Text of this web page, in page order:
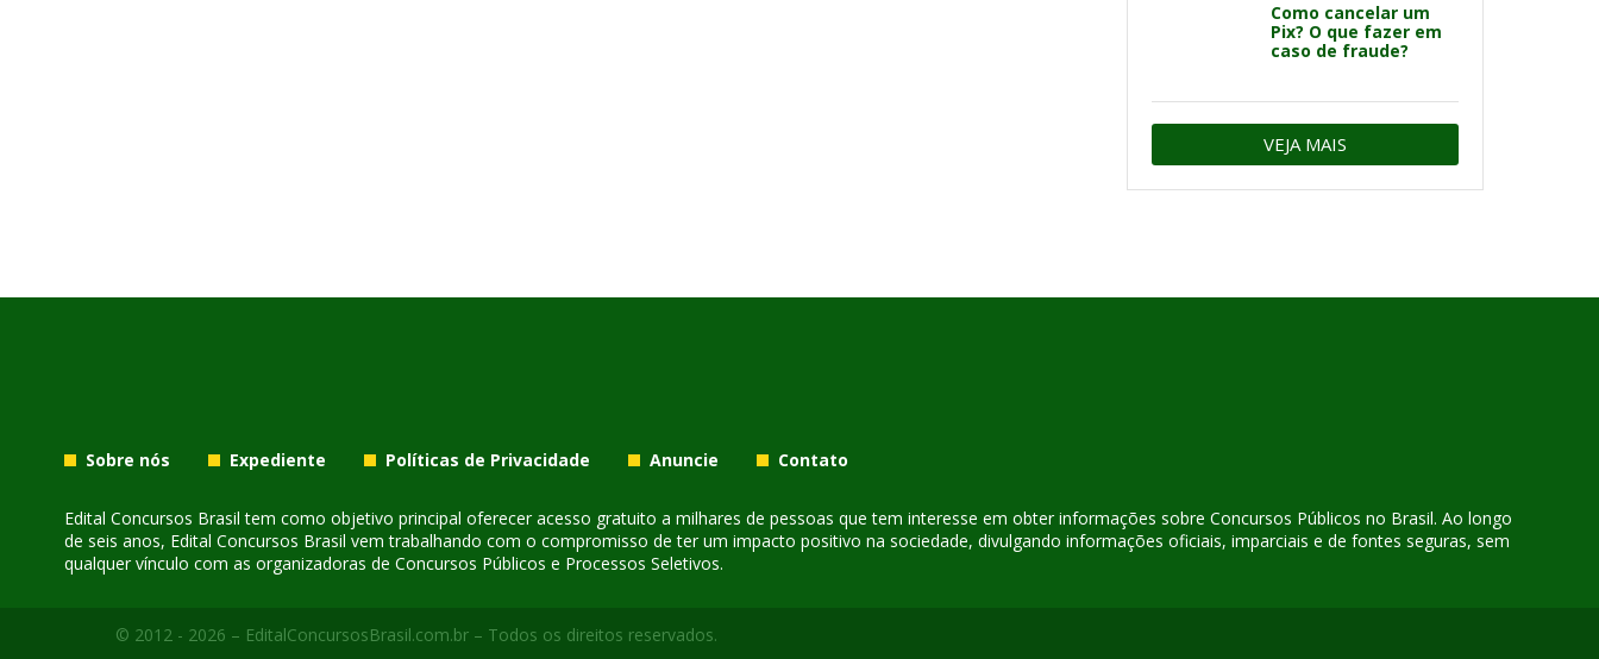
Como cancelar um
Pix? O que fazer em
caso de fraude?
VEJA MAIS
Sobre nós Expediente Políticas de Privacidade Anuncie Contato
Edital Concursos Brasil tem como objetivo principal oferecer acesso gratuito a milhares de pessoas que tem interesse em obter informações sobre Concursos Públicos no Brasil. Ao longo
de seis anos, Edital Concursos Brasil vem trabalhando com o compromisso de ter um impacto positivo na sociedade, divulgando informações oficiais, imparciais e de fontes seguras, sem
qualquer vínculo com as organizadoras de Concursos Públicos e Processos Seletivos.
© 2012 - 2026 – EditalConcursosBrasil.com.br – Todos os direitos reservados.